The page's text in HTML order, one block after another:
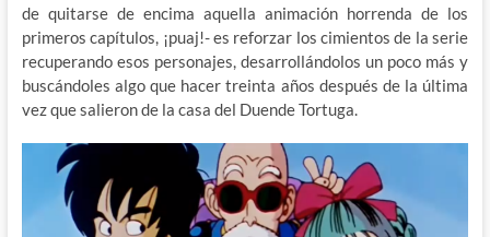
de quitarse de encima aquella animación horrenda de los
primeros capítulos, ¡puaj!- es reforzar los cimientos de la serie
recuperando esos personajes, desarrollándolos un poco más y
buscándoles algo que hacer treinta años después de la última
vez que salieron de la casa del Duende Tortuga.